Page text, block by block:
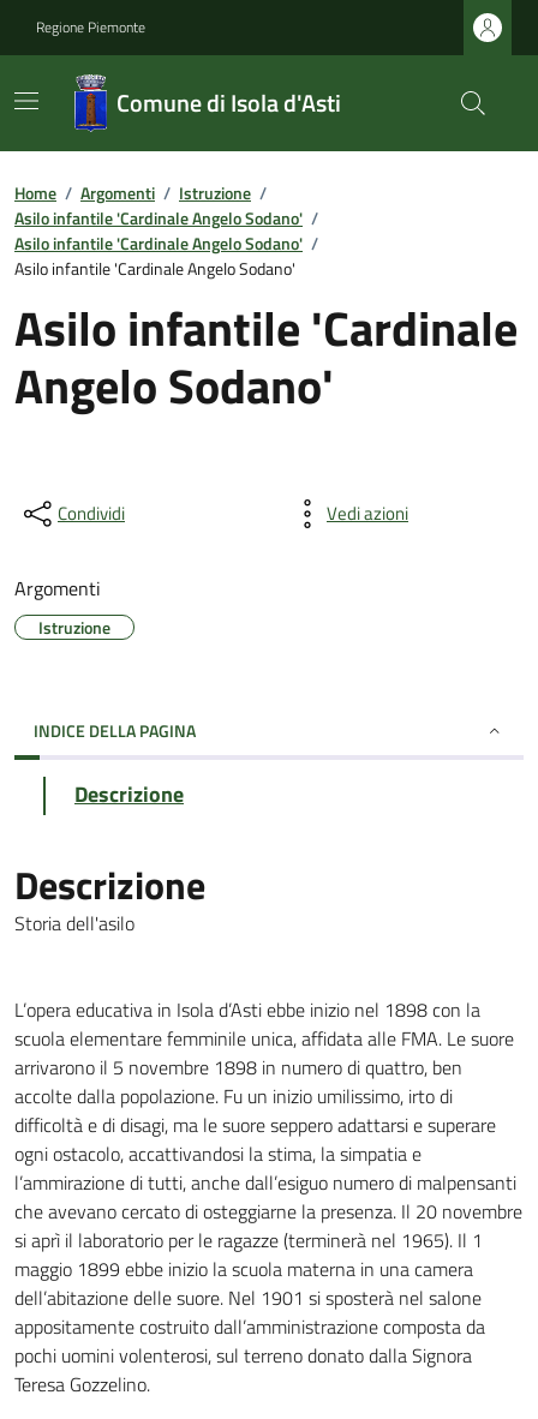
Regione Piemonte
Comune di Isola d'Asti
Home / Argomenti / Istruzione /
Asilo infantile 'Cardinale Angelo Sodano' /
Asilo infantile 'Cardinale Angelo Sodano' /
Asilo infantile 'Cardinale Angelo Sodano'
Asilo infantile 'Cardinale
Angelo Sodano'
Condividi Vedi azioni
Argomenti
Istruzione
INDICE DELLA PAGINA
Descrizione
Descrizione
Storia dell'asilo
L’opera educativa in Isola d’Asti ebbe inizio nel 1898 con la
scuola elementare femminile unica, affidata alle FMA. Le suore
arrivarono il 5 novembre 1898 in numero di quattro, ben
accolte dalla popolazione. Fu un inizio umilissimo, irto di
difficoltà e di disagi, ma le suore seppero adattarsi e superare
ogni ostacolo, accattivandosi la stima, la simpatia e
l’ammirazione di tutti, anche dall’esiguo numero di malpensanti
che avevano cercato di osteggiarne la presenza. Il 20 novembre
si aprì il laboratorio per le ragazze (terminerà nel 1965). Il 1
maggio 1899 ebbe inizio la scuola materna in una camera
dell’abitazione delle suore. Nel 1901 si sposterà nel salone
appositamente costruito dall’amministrazione composta da
pochi uomini volenterosi, sul terreno donato dalla Signora
Teresa Gozzelino.